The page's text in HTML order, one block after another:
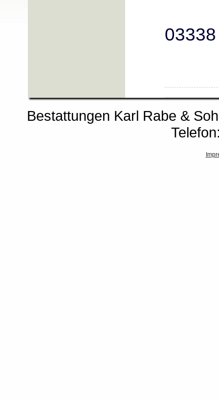
Bestattungen Karl Rabe &